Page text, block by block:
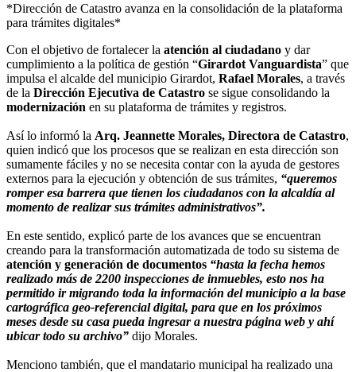
*Dirección de Catastro avanza en la consolidación de la plataforma
para trámites digitales*
Con el objetivo de fortalecer la atención al ciudadano y dar
cumplimiento a la política de gestión “Girardot Vanguardista” que
impulsa el alcalde del municipio Girardot, Rafael Morales, a través
de la Dirección Ejecutiva de Catastro se sigue consolidando la
modernización en su plataforma de trámites y registros.
Así lo informó la Arq. Jeannette Morales, Directora de Catastro,
quien indicó que los procesos que se realizan en esta dirección son
sumamente fáciles y no se necesita contar con la ayuda de gestores
externos para la ejecución y obtención de sus trámites, “queremos
romper esa barrera que tienen los ciudadanos con la alcaldía al
momento de realizar sus trámites administrativos”.
En este sentido, explicó parte de los avances que se encuentran
creando para la transformación automatizada de todo su sistema de
atención y generación de documentos “hasta la fecha hemos
realizado más de 2200 inspecciones de inmuebles, esto nos ha
permitido ir migrando toda la información del municipio a la base
cartográfica geo-referencial digital, para que en los próximos
meses desde su casa pueda ingresar a nuestra página web y ahí
ubicar todo su archivo” dijo Morales.
Menciono también, que el mandatario municipal ha realizado una